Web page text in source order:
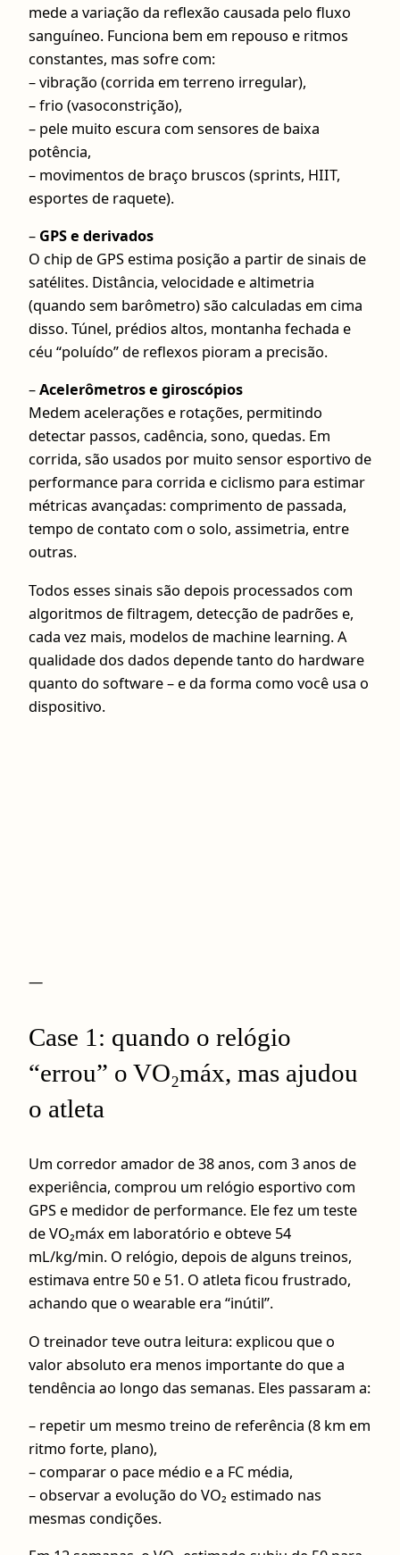
mede a variação da reflexão causada pelo fluxo
sanguíneo. Funciona bem em repouso e ritmos
constantes, mas sofre com:
– vibração (corrida em terreno irregular),
– frio (vasoconstrição),
– pele muito escura com sensores de baixa
potência,
– movimentos de braço bruscos (sprints, HIIT,
esportes de raquete).
– GPS e derivados
O chip de GPS estima posição a partir de sinais de
satélites. Distância, velocidade e altimetria
(quando sem barômetro) são calculadas em cima
disso. Túnel, prédios altos, montanha fechada e
céu “poluído” de reflexos pioram a precisão.
–Acelerômetros e giroscópios
Medem acelerações e rotações, permitindo
detectar passos, cadência, sono, quedas. Em
corrida, são usados por muito sensor esportivo de
performance para corrida e ciclismo para estimar
métricas avançadas: comprimento de passada,
tempo de contato com o solo, assimetria, entre
outras.
Todos esses sinais são depois processados com
algoritmos de filtragem, detecção de padrões e,
cada vez mais, modelos de machine learning. A
qualidade dos dados depende tanto do hardware
quanto do software – e da forma como você usa o
dispositivo.
—
Case 1: quando o relógio
“errou” o VO₂máx, mas ajudou
o atleta
Um corredor amador de 38 anos, com 3 anos de
experiência, comprou um relógio esportivo com
GPS e medidor de performance. Ele fez um teste
de VO₂máx em laboratório e obteve 54
mL/kg/min. O relógio, depois de alguns treinos,
estimava entre 50 e 51. O atleta ficou frustrado,
achando que o wearable era “inútil”.
O treinador teve outra leitura: explicou que o
valor absoluto era menos importante do que a
tendência ao longo das semanas. Eles passaram a:
– repetir um mesmo treino de referência (8 km em
ritmo forte, plano),
– comparar o pace médio e a FC média,
– observar a evolução do VO₂ estimado nas
mesmas condições.